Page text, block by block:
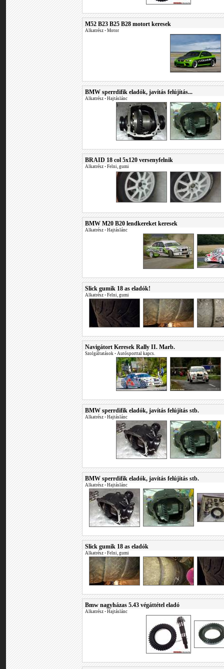
M52 B23 B25 B28 motort keresek
Alkatrész • Motor
BMW sperrdifik eladók, javítás felújítás...
Alkatrész • Hajtáslánc
BRAID 18 col 5x120 versenyfelnik
Alkatrész • Felni, gumi
BMW M20 B20 lendkereket keresek
Alkatrész • Hajtáslánc
Slick gumik 18 as eladók!
Alkatrész • Felni, gumi
Navigátort Keresek Rally II. Marb.
Szolgáltatások • Autósporttal kapcs.
BMW sperrdifik eladók, javítás felújítás stb.
Alkatrész • Hajtáslánc
BMW sperrdifik eladók, javítás felújítás stb.
Alkatrész • Hajtáslánc
Slick gumik 18 as eladók
Alkatrész • Felni, gumi
Bmw nagyházas 5.43 végáttétel eladó
Alkatrész • Hajtáslánc